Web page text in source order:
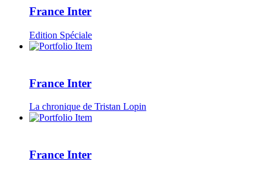
France Inter
Edition Spéciale
France Inter
La chronique de Tristan Lopin
France Inter